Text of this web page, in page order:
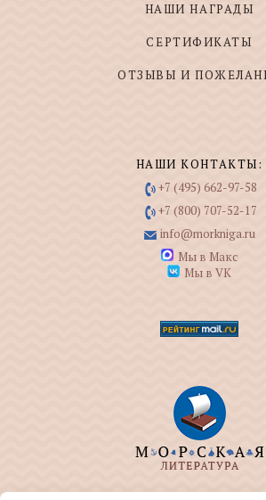
НАШИ НАГРАДЫ
СЕРТИФИКАТЫ
ОТЗЫВЫ И
НАШИ КОНТАКТЫ:
+7 (495) 662-97-58
+7 (800) 707-52-17
info@morkniga.ru
Мы в Макс
Мы в VK